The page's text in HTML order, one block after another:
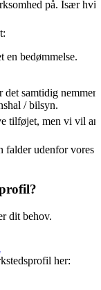
på. Især
en bedømmelse.
samtidig
/ bilsyn.
tilføjet, men vi vil
falder udenfor vores
dit behov.
her: